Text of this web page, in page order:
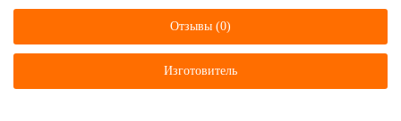
Отзывы (0)
Изготовитель